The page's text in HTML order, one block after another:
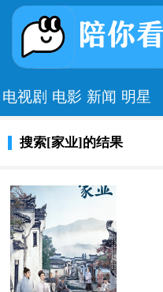
电视剧 电影 新闻 明星
搜索[家业]的结果